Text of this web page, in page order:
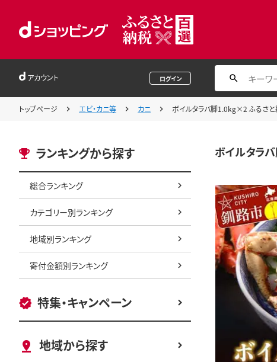
アカウント ログイン
トップページ エビ・カニ等 カニ ボイルタラバ脚1.0kg×2 ふるさ
ランキングから探す
総合ランキング
カテゴリー別ランキング
地域別ランキング
寄付金額別ランキング
特集・キャンペーン
地域から探す
ボイルタラ